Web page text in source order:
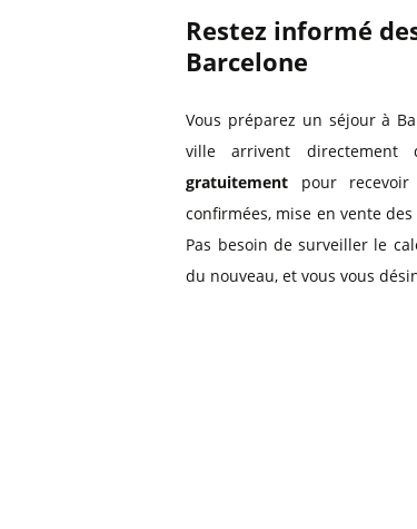
Restez informé
Barcelone
Vous préparez un séjour à
ville arrivent
gratuitement pour
confirmées, mise en vente
Pas besoin de surveiller le
du nouveau, et vous vous